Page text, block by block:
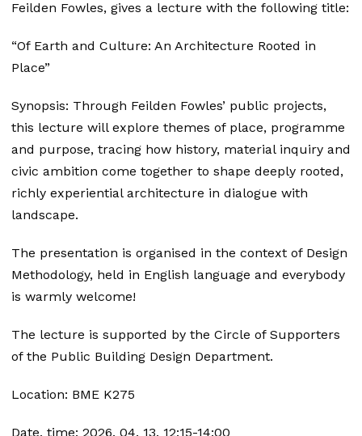
Feilden Fowles, gives a lecture with the following title:
“Of Earth and Culture: An Architecture Rooted in
Place”
Synopsis: Through Feilden Fowles’ public projects,
this lecture will explore themes of place, programme
and purpose, tracing how history, material inquiry and
civic ambition come together to shape deeply rooted,
richly experiential architecture in dialogue with
landscape.
The presentation is organised in the context of Design
Methodology, held in English language and everybody
is warmly welcome!
The lecture is supported by the Circle of Supporters
of the Public Building Design Department.
Location: BME K275
Date, time: 2026. 04. 13. 12:15-14:00